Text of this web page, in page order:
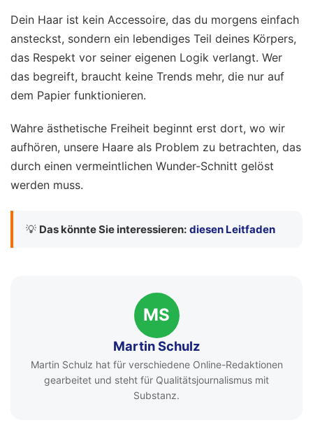
Dein Haar ist kein Accessoire, das du morgens einfach
ansteckst, sondern ein lebendiges Teil deines Körpers,
das Respekt vor seiner eigenen Logik verlangt. Wer
das begreift, braucht keine Trends mehr, die nur auf
dem Papier funktionieren.
Wahre ästhetische Freiheit beginnt erst dort, wo wir
aufhören, unsere Haare als Problem zu betrachten, das
durch einen vermeintlichen Wunder-Schnitt gelöst
werden muss.
💡 Das könnte Sie interessieren: diesen Leitfaden
MS
Martin Schulz
Martin Schulz hat für verschiedene Online-Redaktionen
gearbeitet und steht für Qualitätsjournalismus mit
Substanz.